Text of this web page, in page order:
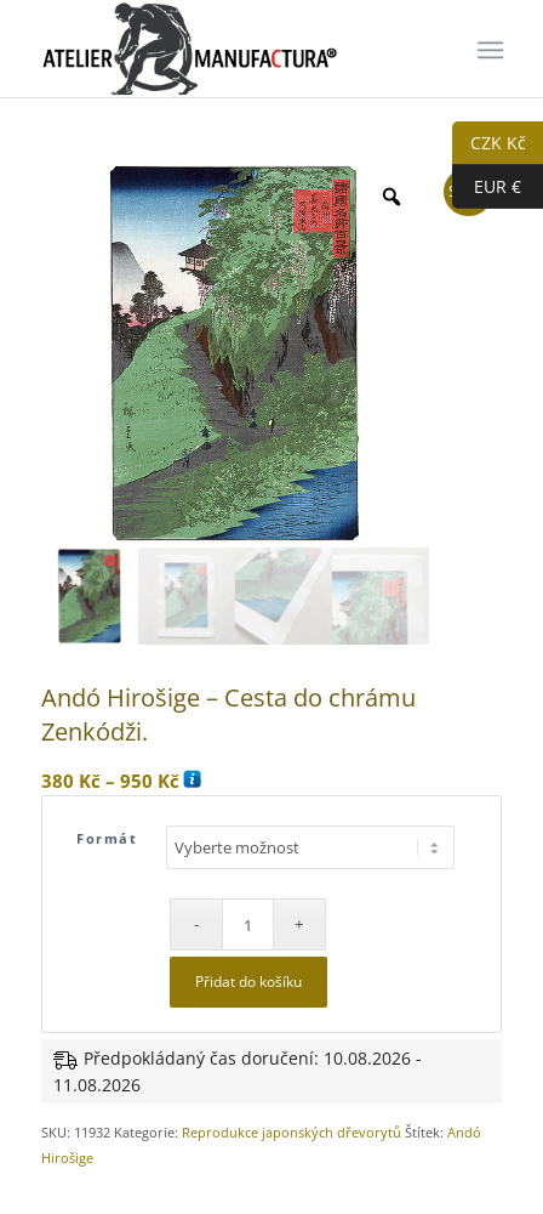
Sleva!
Andó Hirošige – Cesta do chrámu
Zenkódži.
380 Kč – 950 KčRozpětí
380 Kč
až
950 Kč
Formát
Přidat do košíku
Předpokládaný čas doručení: 10.08.2026 -
11.08.2026
SKU: 11932 Kategorie: Reprodukce japonských dřevorytů Štítek: Andó
Hirošige
CZK Kč
EUR €